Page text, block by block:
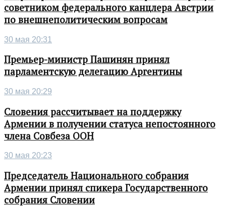
советником федерального канцлера Австрии
по внешнеполитическим вопросам
30 мая 20:31
Премьер-министр Пашинян принял
парламентскую делегацию Аргентины
30 мая 20:29
Словения рассчитывает на поддержку
Армении в получении статуса непостоянного
члена Совбеза ООН
30 мая 20:23
Председатель Национального собрания
Армении принял спикера Государственного
собрания Словении